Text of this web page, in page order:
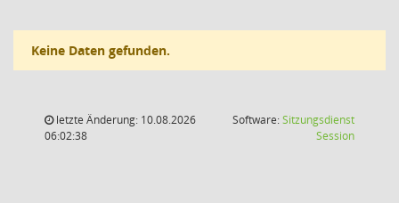
Keine Daten gefunden.
letzte Änderung: 10.08.2026
06:02:38
Software:Sitzungsdienst
Session(Wird in